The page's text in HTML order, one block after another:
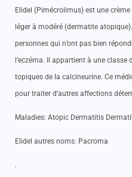
Elidel (Pimécrolimus) est une
léger à modéré (dermatite
personnes qui n’ont pas bien
l’eczéma. Il appartient à une
topiques de la calcineurine. Ce
pour traiter d’autres affections
Maladies: Atopic Dermatitis
Elidel autres noms: Pacroma
.